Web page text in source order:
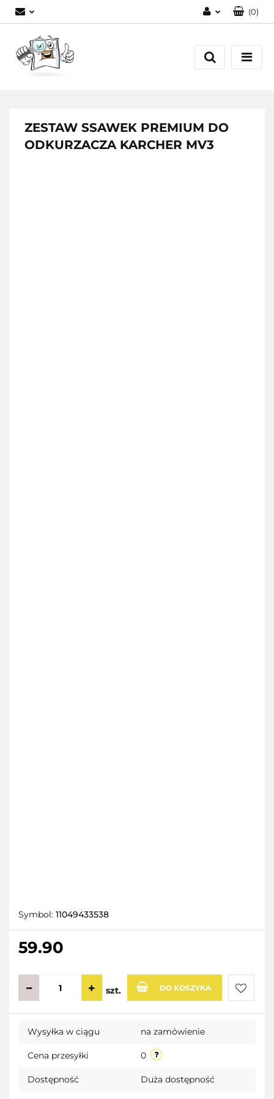
Zarejestruj się
(0)
ZESTAW SSAWEK PREMIUM DO
ODKURZACZA KARCHER MV3
Symbol: 11049433538
59.90
szt. DO KOSZYKA
Do
Wysyłka w ciągu na zamówienie
Cena przesyłki 0
Dostępność Duża dostępność